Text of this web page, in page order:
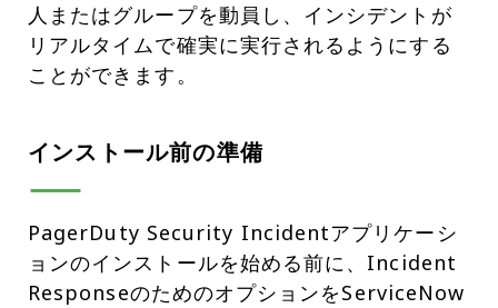
人またはグループを動員し、インシデントが
リアルタイムで確実に実行されるようにする
ことができます。
インストール前の準備
PagerDuty Security Incidentアプリケーシ
ョンのインストールを始める前に、Incident
ResponseのためのオプションをServiceNow